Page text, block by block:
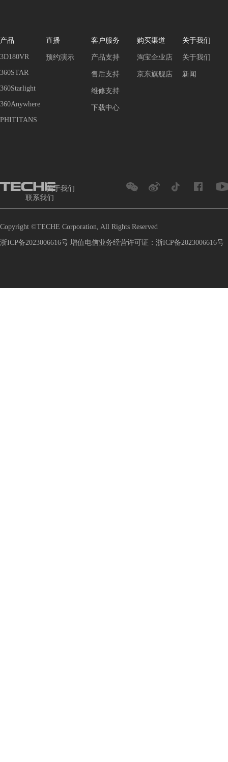
产品
3D180VR
360STAR
360Starlight
360Anywhere
PHITITANS
直播
预约演示
客户服务
产品支持
售后支持
维修支持
下载中心
购买渠道
淘宝企业店
京东旗舰店
关于我们
关于我们
新闻
关于我们
联系我们
Copyright ©TECHE Corporation, All Rights Reserved
浙ICP备2023006616号 增值电信业务经营许可证：浙ICP备2023006616号